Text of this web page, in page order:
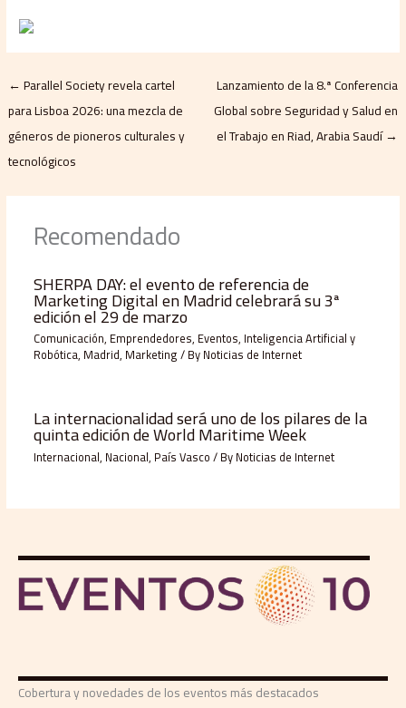
←Parallel Society revela cartel
para Lisboa 2026: una mezcla de
géneros de pioneros culturales y
tecnológicos
Lanzamiento de la 8.ª Conferencia
Global sobre Seguridad y Salud en
el Trabajo en Riad, Arabia Saudí→
Recomendado
SHERPA DAY: el evento de referencia de
Marketing Digital en Madrid celebrará su 3ª
edición el 29 de marzo
Comunicación, Emprendedores, Eventos, Inteligencia Artificial y
Robótica, Madrid, Marketing/ ByNoticias de Internet
La internacionalidad será uno de los pilares de la
quinta edición de World Maritime Week
Internacional, Nacional, País Vasco/ ByNoticias de Internet
Cobertura y novedades de los eventos más destacados